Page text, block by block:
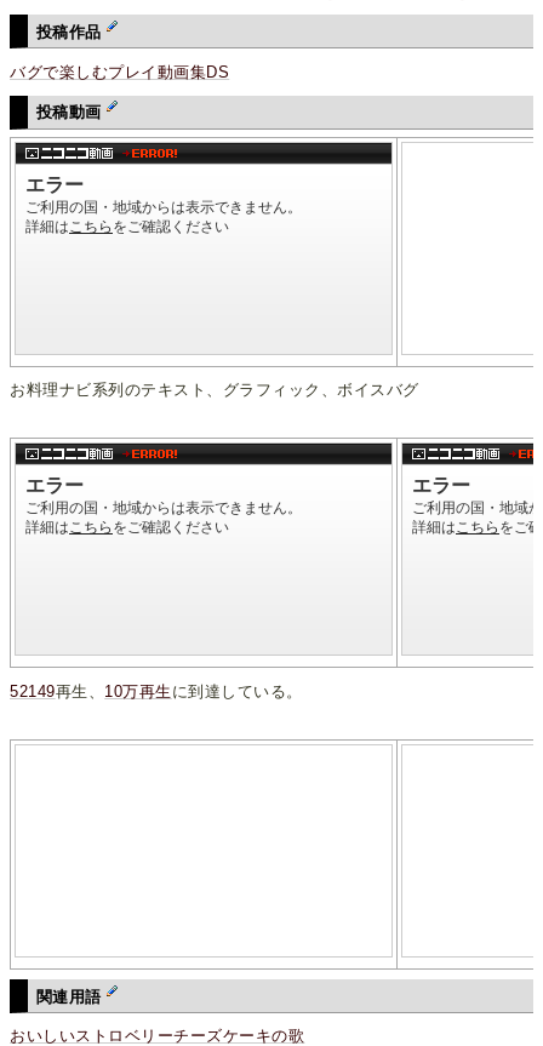
投稿作品
バグで楽しむプレイ動画集DS
投稿動画
お料理ナビ系列のテキスト、グラフィック、ボイスバグ
52149再生、 10万再生 に到達している。
関連用語
おいしいストロベリーチーズケーキの歌